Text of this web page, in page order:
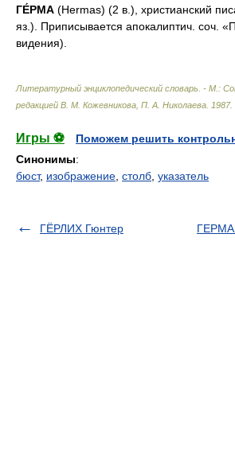
ГЕ́РМА (Hermas) (2 в.), христианский
яз.). Приписывается апокалиптич. соч.
видения).
Литературный энциклопедический словарь. - М.:
редакцией В. М. Кожевникова, П. А. Николаева 1987.
Игры ⚽
Поможем решить
Синонимы:
бюст, изображение столб указатель
ГЁРЛИХ Гюнтер